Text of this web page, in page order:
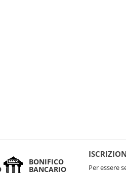
BONIFICO
BANCARIO
Per essere